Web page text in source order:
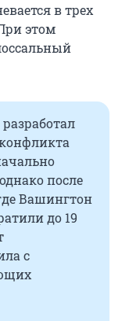
в трех
этом
после
Вашингтон
до 19
с